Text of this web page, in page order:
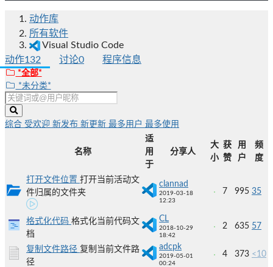
动作库
所有软件
Visual Studio Code
动作132 讨论0 程序信息
*全部*
*未分类*
综合 受欢迎 新发布 新更新 最多用户 最多使用
名称
适
用
于
分享人
大
小
获
赞
用
户
频
度
打开文件位置 打开当前活动文
件归属的文件夹
clannad
2019-03-18
12:23
7 995 35
格式化代码 格式化当前代码文
档
CL
2018-10-29
18:42
2 635 57
复制文件路径 复制当前文件路
径
adcpk
2019-05-01
00:24
4 373 <10